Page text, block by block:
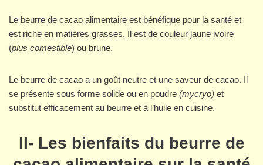
Le beurre de cacao alimentaire est bénéfique pour la santé et
est riche en matières grasses. Il est de couleur jaune ivoire
(plus comestible) ou brune.
Le beurre de cacao a un goût neutre et une saveur de cacao. Il
se présente sous forme solide ou en poudre (mycryo) et
substitut efficacement au beurre et à l’huile en cuisine.
II- Les bienfaits du beurre de